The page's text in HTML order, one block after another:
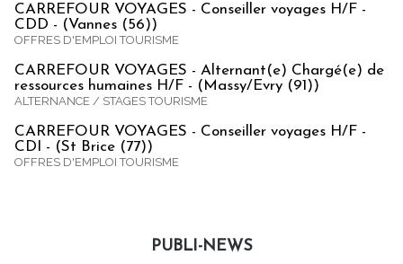
CARREFOUR VOYAGES - Conseiller voyages H/F -
CDD - (Vannes (56))
OFFRES D'EMPLOI TOURISME
CARREFOUR VOYAGES - Alternant(e) Chargé(e) de
ressources humaines H/F - (Massy/Evry (91))
ALTERNANCE / STAGES TOURISME
CARREFOUR VOYAGES - Conseiller voyages H/F -
CDI - (St Brice (77))
OFFRES D'EMPLOI TOURISME
PUBLI-NEWS